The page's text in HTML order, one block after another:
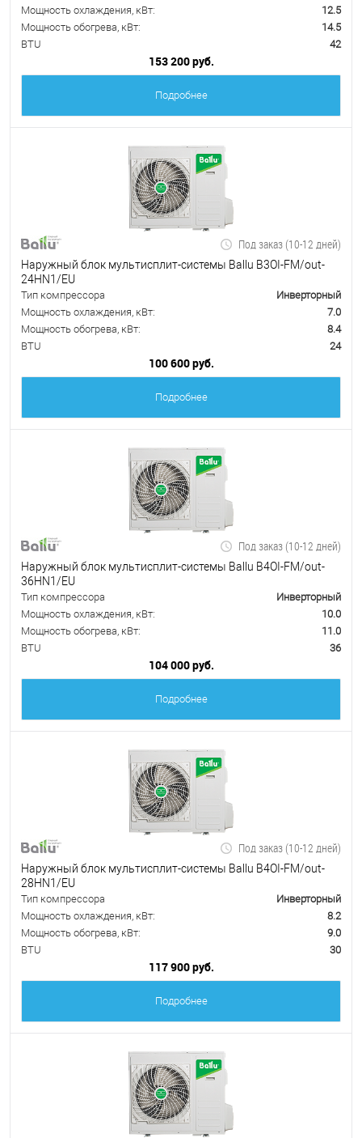
Мощность охлаждения, кВт:
12.5
Мощность обогрева, кВт:
14.5
BTU
42
153 200 руб.
Подробнее
Под заказ (10-12 дней)
Наружный блок мультисплит-системы Ballu B3OI-FM/out-
24HN1/EU
Тип компрессора
Инверторный
Мощность охлаждения, кВт:
7.0
Мощность обогрева, кВт:
8.4
BTU
24
100 600 руб.
Подробнее
Под заказ (10-12 дней)
Наружный блок мультисплит-системы Ballu B4OI-FM/out-
36HN1/EU
Тип компрессора
Инверторный
Мощность охлаждения, кВт:
10.0
Мощность обогрева, кВт:
11.0
BTU
36
104 000 руб.
Подробнее
Под заказ (10-12 дней)
Наружный блок мультисплит-системы Ballu B4OI-FM/out-
28HN1/EU
Тип компрессора
Инверторный
Мощность охлаждения, кВт:
8.2
Мощность обогрева, кВт:
9.0
BTU
30
117 900 руб.
Подробнее